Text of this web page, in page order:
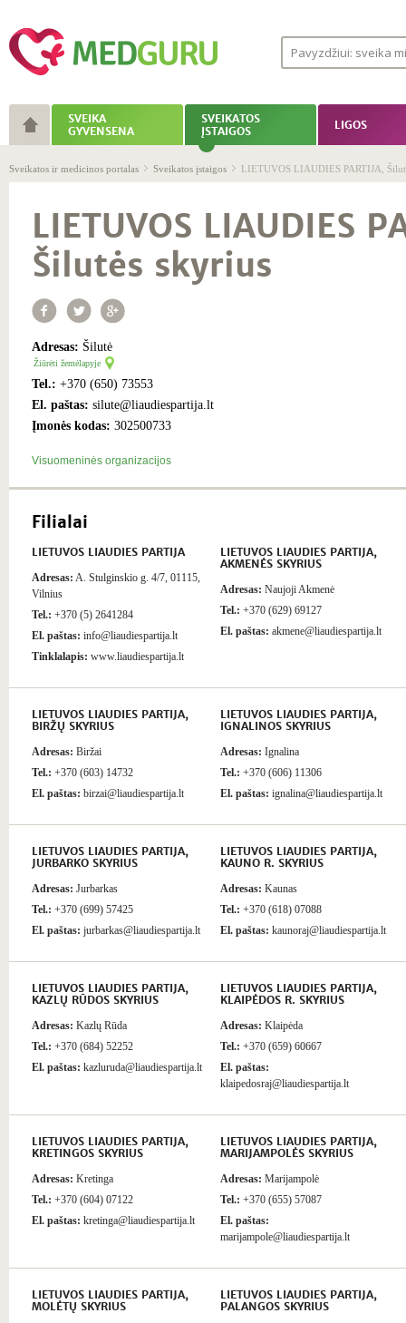
SVEIKA
GYVENSENA
SVEIKATOS
ĮSTAIGOS
LIGOS
Sveikatos ir medicinos portalas Sveikatos įstaigos LIETUVOS LIAUDIES PARTIJA,
LIETUVOS LIAUDIES
Šilutės skyrius
Adresas: Šilutė
Žiūrėti žemėlapyje
Tel.: +370 (650) 73553
El. paštas: silute@liaudiespartija.lt
Įmonės kodas: 302500733
Visuomeninės organizacijos
Filialai
LIETUVOS LIAUDIES PARTIJA
Adresas: A. Stulginskio g. 4/7, 01115,
Vilnius
Tel.: +370 (5) 2641284
El. paštas: info@liaudiespartija.lt
Tinklalapis: www.liaudiespartija.lt
LIETUVOS LIAUDIES PARTIJA,
AKMENĖS SKYRIUS
Adresas: Naujoji Akmenė
Tel.: +370 (629) 69127
El. paštas: akmene@liaudiespartija.lt
LIETUVOS LIAUDIES PARTIJA,
BIRŽŲ SKYRIUS
Adresas: Biržai
Tel.: +370 (603) 14732
El. paštas: birzai@liaudiespartija.lt
LIETUVOS LIAUDIES PARTIJA,
IGNALINOS SKYRIUS
Adresas: Ignalina
Tel.: +370 (606) 11306
El. paštas: ignalina@liaudiespartija.lt
LIETUVOS LIAUDIES PARTIJA,
JURBARKO SKYRIUS
Adresas: Jurbarkas
Tel.: +370 (699) 57425
El. paštas: jurbarkas@liaudiespartija.lt
LIETUVOS LIAUDIES PARTIJA,
KAUNO R. SKYRIUS
Adresas: Kaunas
Tel.: +370 (618) 07088
El. paštas: kaunoraj@liaudiespartija.lt
LIETUVOS LIAUDIES PARTIJA,
KAZLŲ RŪDOS SKYRIUS
Adresas: Kazlų Rūda
Tel.: +370 (684) 52252
El. paštas: kazluruda@liaudiespartija.lt
LIETUVOS LIAUDIES PARTIJA,
KLAIPĖDOS R. SKYRIUS
Adresas: Klaipėda
Tel.: +370 (659) 60667
El. paštas:
klaipedosraj@liaudiespartija.lt
LIETUVOS LIAUDIES PARTIJA,
KRETINGOS SKYRIUS
Adresas: Kretinga
Tel.: +370 (604) 07122
El. paštas: kretinga@liaudiespartija.lt
LIETUVOS LIAUDIES PARTIJA,
MARIJAMPOLĖS SKYRIUS
Adresas: Marijampolė
Tel.: +370 (655) 57087
El. paštas:
marijampole@liaudiespartija.lt
LIETUVOS LIAUDIES PARTIJA,
MOLĖTŲ SKYRIUS
LIETUVOS LIAUDIES PARTIJA,
PALANGOS SKYRIUS